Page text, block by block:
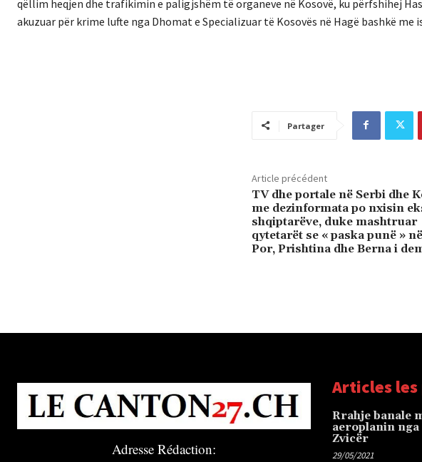
qëllim heqjen dhe trafikimin e paligjshëm të organeve në Kosovë, ku përfshihej
akuzuar për krime lufte nga Dhomat e Specializuar të Kosovës në Hagë bashkë me
Partager
Article précédent
TV dhe portale në Serbi dhe
me dezinformata po nxisin
shqiptarëve, duke mashtruar
qytetarët se « paska punë »
Por, Prishtina dhe Berna i
Adresse Rédaction:
Articles les
Rrahje banale
aeroplanin nga
Zvicër
29/05/2021